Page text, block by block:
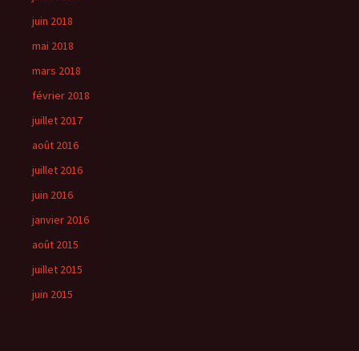
juin 2018
mai 2018
mars 2018
février 2018
juillet 2017
août 2016
juillet 2016
juin 2016
janvier 2016
août 2015
juillet 2015
juin 2015